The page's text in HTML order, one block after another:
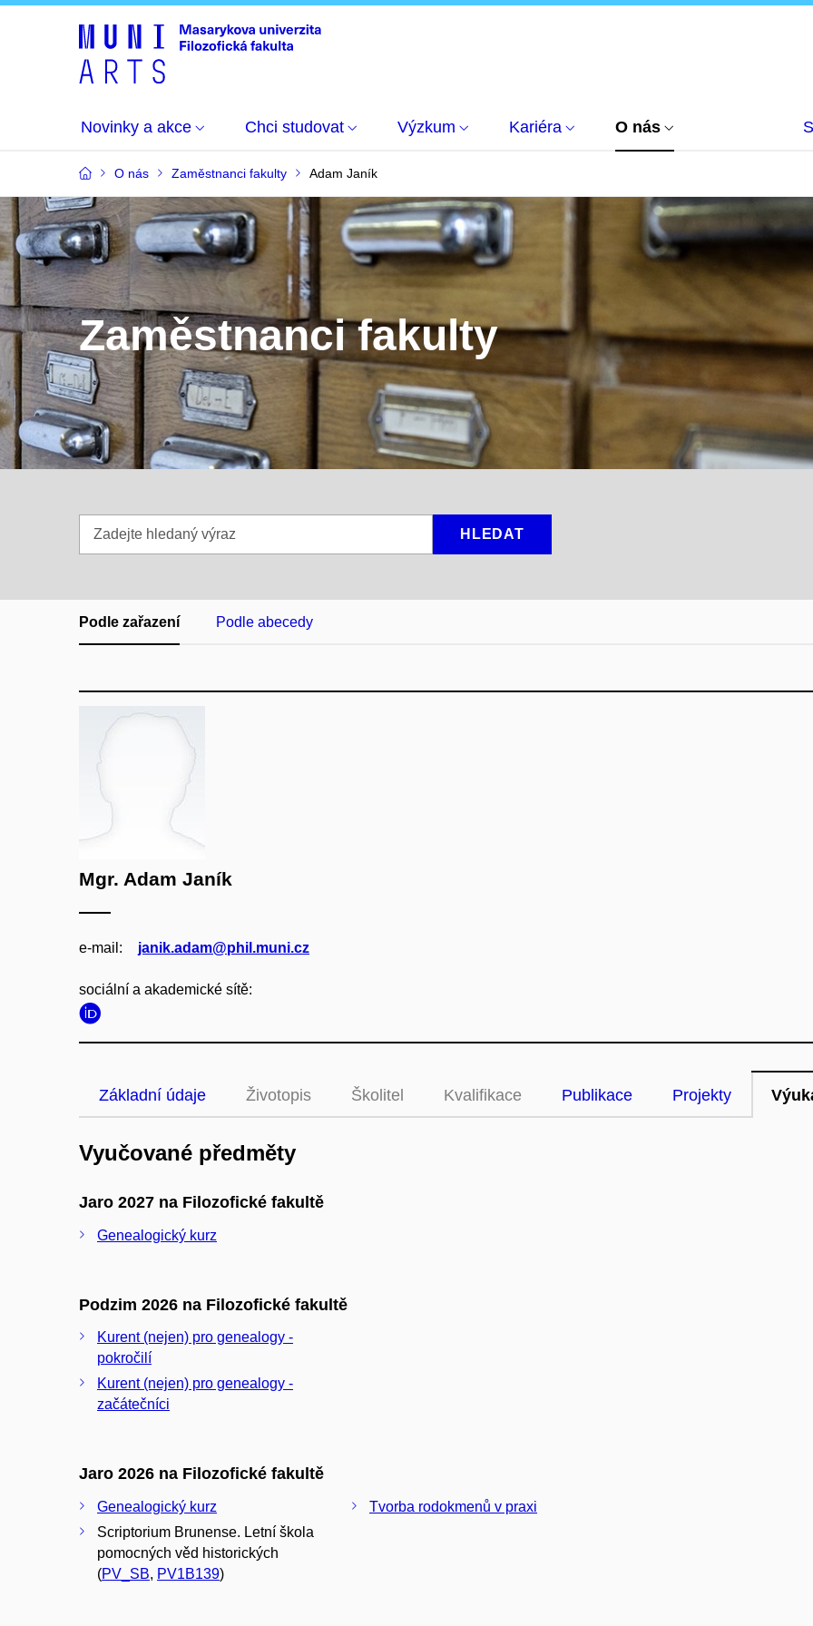
Novinky a akce Chci studovat Výzkum Kariéra O nás
O nás Zaměstnanci fakulty Adam Janík
Zaměstnanci fakulty
hledaný
HLEDAT
Podle zařazení Podle abecedy
Mgr. Adam Janík
e‑mail: janik.adam@phil.muni.cz
sociální a akademické sítě:
Základní údaje Životopis Školitel Kvalifikace Publikace Projekty
Vyučované předměty
Jaro 2027 na Filozofické fakultě
Genealogický kurz
Podzim 2026 na Filozofické fakultě
Kurent (nejen) pro genealogy -
pokročilí
Kurent (nejen) pro genealogy -
začátečníci
Jaro 2026 na Filozofické fakultě
Genealogický kurz
Scriptorium Brunense. Letní škola
pomocných věd historických
(PV_SB, PV1B139)
Tvorba rodokmenů v praxi